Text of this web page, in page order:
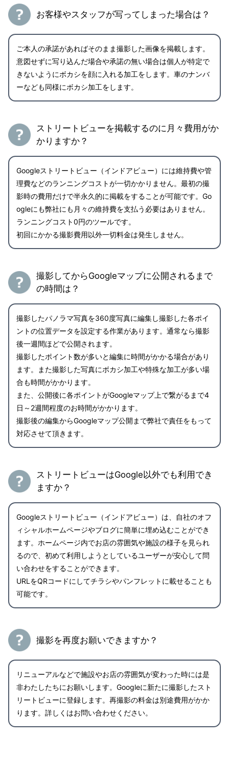
お客様やスタッフが写ってしまった場合は？
ご本人の承諾があればそのまま撮影した画像を掲載します。
意図せずに写り込んだ場合や承諾の無い場合は個人が特定で
きないようにボカシを顔に入れる加工をします。車のナンバ
ーなども同様にボカシ加工をします。
ストリートビューを掲載するのに月々費用がか
かりますか？
Googleストリートビュー（インドアビュー）には維持費や管
理費などのランニングコストが一切かかりません。最初の撮
影時の費用だけで半永久的に掲載をすることが可能です。Go
ogleにも弊社にも月々の維持費を支払う必要はありません。
ランニングコスト0円のツールです。
初回にかかる撮影費用以外一切料金は発生しません。
撮影してからGoogleマップに公開されるまで
の時間は？
撮影したパノラマ写真を360度写真に編集し撮影した各ポイ
ントの位置データを設定する作業があります。通常なら撮影
後一週間ほどで公開されます。
撮影したポイント数が多いと編集に時間がかかる場合があり
ます。また撮影した写真にボカシ加工や特殊な加工が多い場
合も時間がかかります。
また、公開後に各ポイントがGoogleマップ上で繋がるまで4
日～2週間程度のお時間がかかります。
撮影後の編集からGoogleマップ公開まで弊社で責任をもって
対応させて頂きます。
ストリートビューはGoogle以外でも利用でき
ますか？
Googleストリートビュー（インドアビュー）は、自社のオフ
ィシャルホームページやブログに簡単に埋め込むことができ
ます。ホームページ内でお店の雰囲気や施設の様子を見られ
るので、初めて利用しようとしているユーザーが安心して問
い合わせをすることができます。
URLをQRコードにしてチラシやパンフレットに載せることも
可能です。
撮影を再度お願いできますか？
リニューアルなどで施設やお店の雰囲気が変わった時には是
非わたしたちにお願いします。Googleに新たに撮影したスト
リートビューに登録します。再撮影の料金は別途費用がかか
ります。詳しくはお問い合わせください。